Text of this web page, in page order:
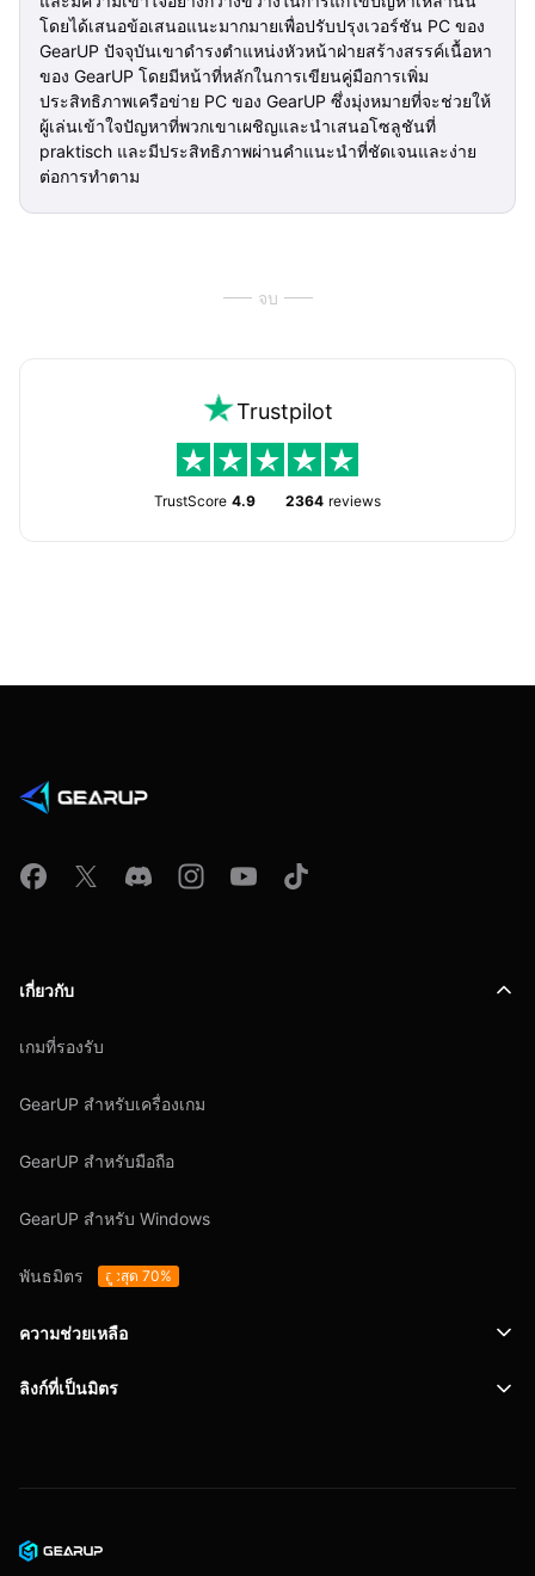
โดยได้เสนอข้อเสนอแนะมากมายเพื่อปรับปรุงเวอร์ชัน PC ของ
GearUP ปัจจุบันเขาดำรงตำแหน่งหัวหน้าฝ่ายสร้างสรรค์เนื้อหา
ของ GearUP โดยมีหน้าที่หลักในการเขียนคู่มือการเพิ่ม
ประสิทธิภาพเครือข่าย PC ของ GearUP ซึ่งมุ่งหมายที่จะช่วยให้
ผู้เล่นเข้าใจปัญหาที่พวกเขาเผชิญและนำเสนอโซลูชันที่
praktisch และมีประสิทธิภาพผ่านคำแนะนำที่ชัดเจนและง่าย
ต่อการทำตาม
จบ
Trustpilot
TrustScore 4.9 2364 reviews
เกี่ยวกับ
เกมที่รองรับ
GearUP สำหรับเครื่องเกม
GearUP สำหรับมือถือ
GearUP สำหรับ Windows
พันธมิตร สูงสุด 70%
ความช่วยเหลือ
การสนับสนุน
ข้อตกลงผู้ใช้งาน
ลิงก์ที่เป็นมิตร